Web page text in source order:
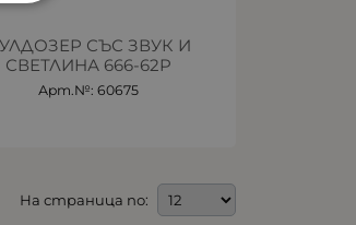
СЪС ЗВУК И
СВЕТЛИНА 666-62P
Арт.№: 60675
На страница по: